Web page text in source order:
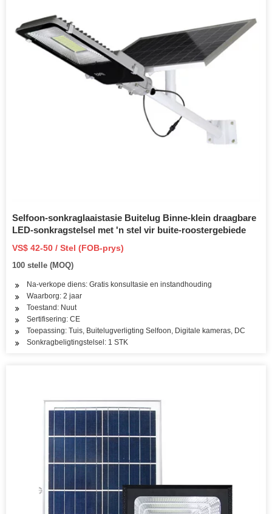
Selfoon-sonkraglaaistasie Buitelug Binne-klein draagbare
LED-sonkragstelsel met 'n stel vir buite-roostergebiede
VS$ 42-50 / Stel (FOB-prys)
100 stelle (MOQ)
Na-verkope diens: Gratis konsultasie en instandhouding
Waarborg: 2 jaar
Toestand: Nuut
Sertifisering: CE
Toepassing: Tuis, Buitelugverligting Selfoon, Digitale kameras, DC
Sonkragbeligtingstelsel: 1 STK